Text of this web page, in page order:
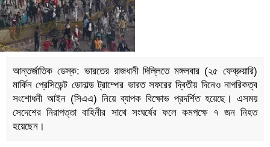
আন্তর্জাতিক ডেস্ক: ভারতের রাজধানী দিল্লিতে মঙ্গলবার (২৫ ফেব্রুয়ারি)
মার্কিন প্রেসিডেন্ট ডোনাল্ড ট্রাম্পের ভারত সফরের দ্বিতীয় দিনেও নাগরিকত্ব
সংশোধনী আইন (সিএএ) নিয়ে ব্যাপক বিক্ষোভ প্রদর্শিত হয়েছে। এসময়
সেদেশের নিরাপত্তা বাহিনীর সাথে সংঘর্ষের ফলে কমপক্ষে ৭ জন নিহত
হয়েছেন।